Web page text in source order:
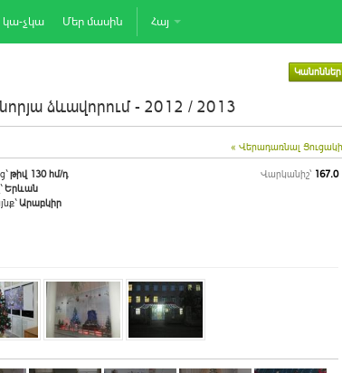
կա-չկա Մեր մասին Հայ
Կանոններ
ձևավորում - 2012 / 2013
« Վերադառնալ
թիվ 130 հմ/դ
Երևան
Արաբկիր
Վարկանիշ՝ 167.0